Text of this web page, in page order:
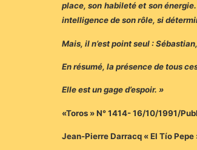
place, son habileté et son
intelligence de son rôle, si
Mais, il n’est point seul :
En résumé, la présence de tous
Elle est un gage d’espoir. »
«Toros » N° 1414- 16/10/1991/
Jean-Pierre Darracq « El Tío